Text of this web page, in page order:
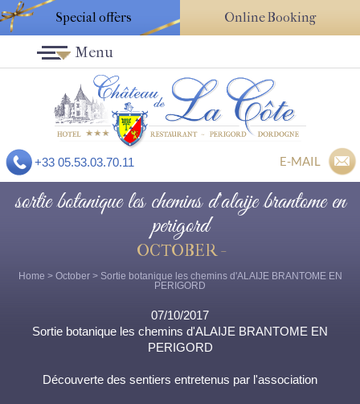
Special offers Online Booking
+33 05.53.03.70.11 E-MAIL
Menu
sortie botanique les chemins d'alaije brantome en
perigord
OCTOBER -
Home > October> Sortie botanique les chemins d'ALAIJE BRANTOME EN
PERIGORD
07/10/2017
Sortie botanique les chemins d'ALAIJE BRANTOME EN
PERIGORD
Découverte des sentiers entretenus par l'association